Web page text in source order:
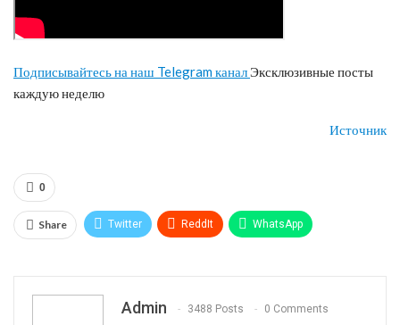
Подписывайтесь на наш Telegram каналЭксклюзивные посты
каждую неделю
Источник
0
Share Twitter ReddIt WhatsApp
Admin 3488 Posts 0 Comments